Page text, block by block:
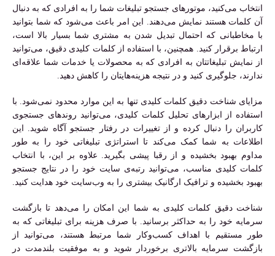
انتخاب می‌کنید، موتورهای جستجو تبلیغات شما را به افرادی که به دنبال
آن کلمات هستند نمایش می‌دهند. این امر باعث می‌شود که شما بتوانید
با مخاطبانی که احتمال تبدیل شدن به مشتری شما بسیار بالا است،
ارتباط برقرار کنید. همچنین، با استفاده از کلمات کلیدی دقیق، می‌توانید
از نمایش تبلیغاتتان به افرادی که به محصولات یا خدمات شما علاقه‌ای
ندارند، جلوگیری کنید و در نتیجه هزینه‌هایتان را کاهش دهید.
مزایای شناخت دقیق کلمات کلیدی تنها به این موارد محدود نمی‌شود. با
استفاده از ابزارهای تحلیل کلمات کلیدی، می‌توانید روندهای جستجوی
کاربران را دنبال کرده و از تغییرات در رفتار جستجو آگاه شوید. این
اطلاعات به شما کمک می‌کند تا استراتژی تبلیغاتی خود را به طور
مداوم بهبود بخشیده و از رقبا پیشی بگیرید. علاوه بر این، با انتخاب
کلمات کلیدی مناسب، می‌توانید رتبه‌ی سایت خود را در نتایج جستجو
بهبود بخشیده و ترافیک ارگانیک بیشتری را به وب‌سایت خود هدایت کنید.
شناخت دقیق کلمات کلیدی به شما این امکان را می‌دهد تا بازگشت
سرمایه خود را به حداکثر برسانید. با صرف هزینه برای تبلیغاتی که به
طور مستقیم با اهداف کسب‌وکار شما مرتبط هستند، می‌توانید از
بازگشت سرمایه بالاتری برخوردار شوید و به موفقیت بلندمدت در